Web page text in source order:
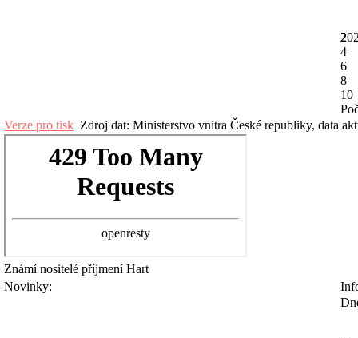
2
4
6
8
10
Verze pro tisk Zdroj dat: Ministerstvo vnitra České republiky, data
Známí nositelé příjmeníHart
Novinky: